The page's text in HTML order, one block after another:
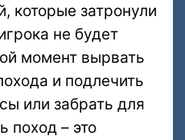
которые затронули
не будет
момент вырвать
и подлечить
или забрать для
поход – это